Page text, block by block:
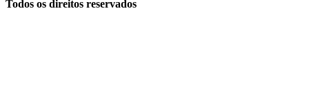
Todos os direitos reservados